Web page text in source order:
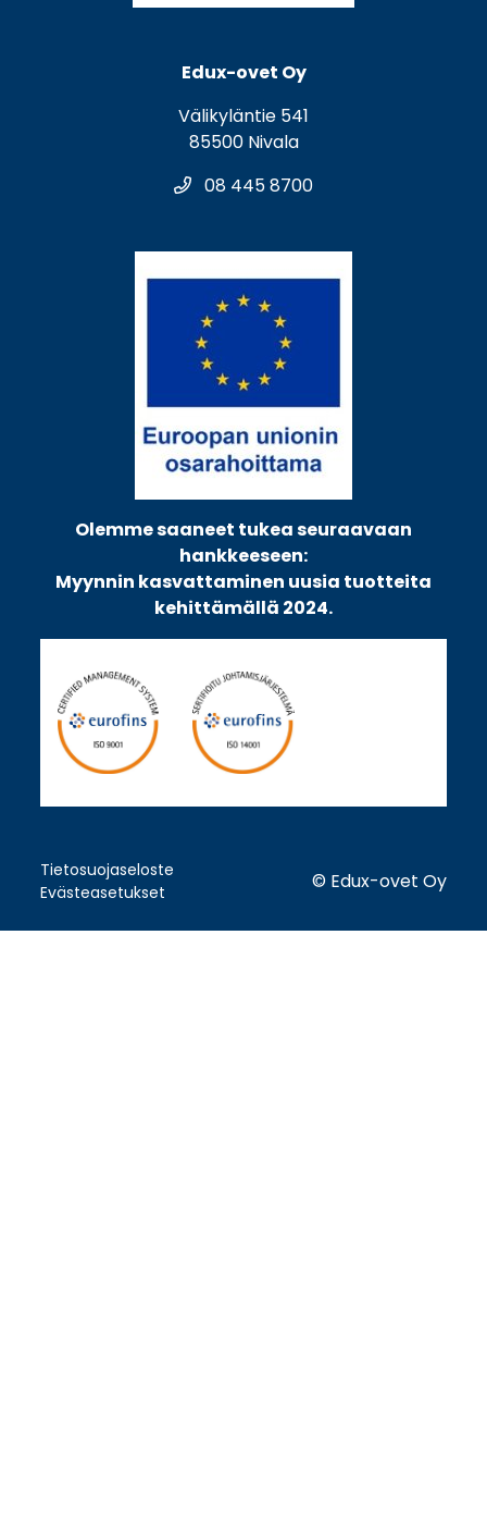
Edux-ovet Oy
Välikyläntie 541
85500 Nivala
08 445 8700
Olemme saaneet tukea seuraavaan
hankkeeseen:
Myynnin kasvattaminen uusia tuotteita
kehittämällä 2024.
Tietosuojaseloste
Evästeasetukset
© Edux-ovet Oy